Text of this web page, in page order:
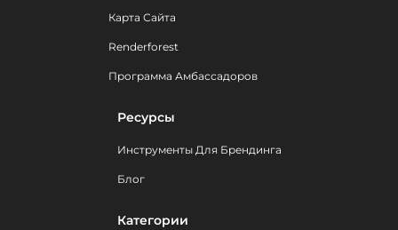
Карта Сайта
Renderforest
Программа Амбассадоров
Ресурсы
Инструменты Для Брендинга
Блог
Категории